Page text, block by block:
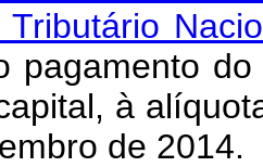
Tributário
pagamento
à
de 2014.